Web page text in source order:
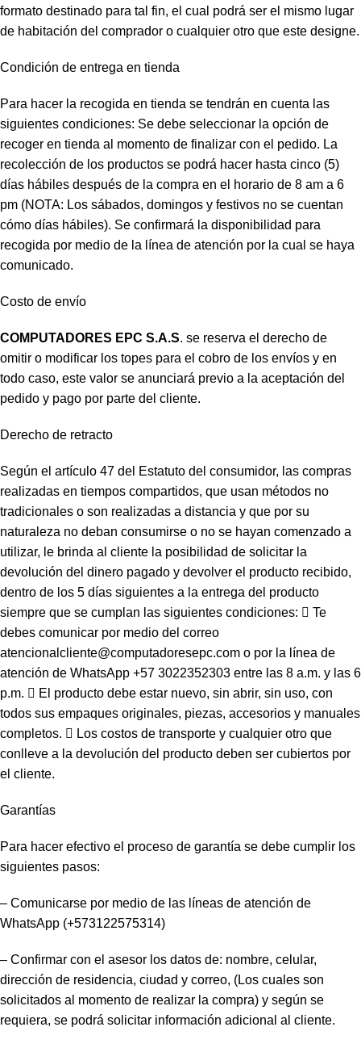
formato destinado para tal fin, el cual podrá ser el mismo lugar
de habitación del comprador o cualquier otro que este designe.
Condición de entrega en tienda
Para hacer la recogida en tienda se tendrán en cuenta las
siguientes condiciones: Se debe seleccionar la opción de
recoger en tienda al momento de finalizar con el pedido. La
recolección de los productos se podrá hacer hasta cinco (5)
días hábiles después de la compra en el horario de 8 am a 6
pm (NOTA: Los sábados, domingos y festivos no se cuentan
cómo días hábiles). Se confirmará la disponibilidad para
recogida por medio de la línea de atención por la cual se haya
comunicado.
Costo de envío
COMPUTADORES EPC S.A.S. se reserva el derecho de
omitir o modificar los topes para el cobro de los envíos y en
todo caso, este valor se anunciará previo a la aceptación del
pedido y pago por parte del cliente.
Derecho de retracto
Según el artículo 47 del Estatuto del consumidor, las compras
realizadas en tiempos compartidos, que usan métodos no
tradicionales o son realizadas a distancia y que por su
naturaleza no deban consumirse o no se hayan comenzado a
utilizar, le brinda al cliente la posibilidad de solicitar la
devolución del dinero pagado y devolver el producto recibido,
dentro de los 5 días siguientes a la entrega del producto
siempre que se cumplan las siguientes condiciones:  Te
debes comunicar por medio del correo
atencionalcliente@computadoresepc.com o por la línea de
atención de WhatsApp +57 3022352303 entre las 8 a.m. y las 6
p.m.  El producto debe estar nuevo, sin abrir, sin uso, con
todos sus empaques originales, piezas, accesorios y manuales
completos.  Los costos de transporte y cualquier otro que
conlleve a la devolución del producto deben ser cubiertos por
el cliente.
Garantías
Para hacer efectivo el proceso de garantía se debe cumplir los
siguientes pasos:
– Comunicarse por medio de las líneas de atención de
WhatsApp (+573122575314)
– Confirmar con el asesor los datos de: nombre, celular,
dirección de residencia, ciudad y correo, (Los cuales son
solicitados al momento de realizar la compra) y según se
requiera, se podrá solicitar información adicional al cliente.